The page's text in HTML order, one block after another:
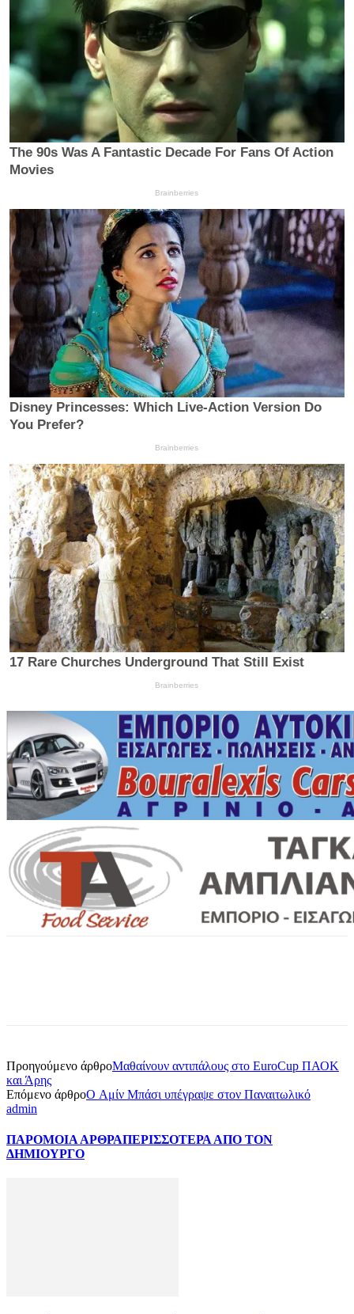
Προηγούμενο άρθροΜαθαίνουν αντιπάλους στο EuroCup ΠΑΟΚ
και Άρης
Επόμενο άρθροΟ Αμίν Μπάσι υπέγραψε στον Παναιτωλικό
admin
ΠΑΡΟΜΟΙΑ ΑΡΘΡΑΠΕΡΙΣΣΟΤΕΡΑ ΑΠΟ ΤΟΝ
ΔΗΜΙΟΥΡΓΟ